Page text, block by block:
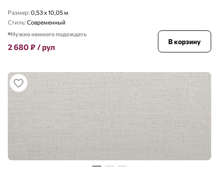
Размер: 0,53 x 10,05 м
Стиль: Современный
Нужно немного подождать
2 680 ₽ / рул
В корзину